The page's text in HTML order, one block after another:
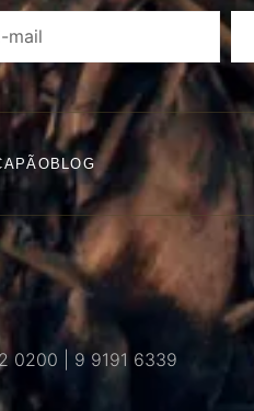
BLOG
0200 | 9 9191 6339